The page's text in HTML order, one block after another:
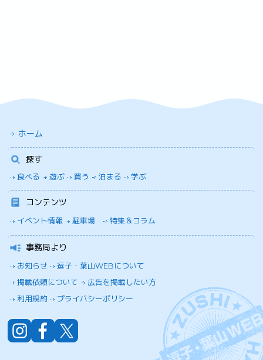
ホーム
探す
食べる 遊ぶ 買う 泊まる 学ぶ
コンテンツ
イベント情報 駐車場 特集＆コラム
事務局より
お知らせ
逗子・葉山WEBについて
掲載依頼について
広告を掲載したい方
利用規約
プライバシーポリシー